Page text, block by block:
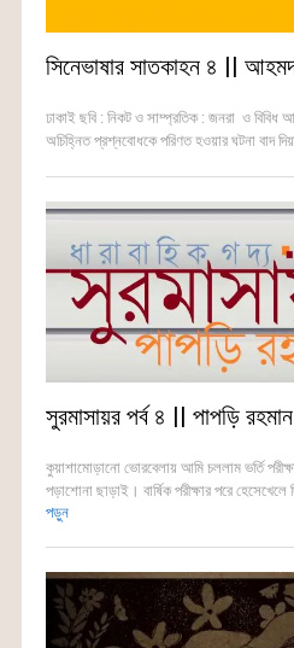
সিনেভাষার সাতকাহন ৪ ||
ঢাকাই ছবি : নিকট ও সাম্প্রতিক : জনরা ও বিবিধ
অচিহ্নিত প্রশ্নবোধকে পরিণত হওয়ার ঘটনা বাদ
সুরমাসায়র পর্ব ৪ || পাপড়ি রহমান
কুয়াশামোড়ানো ভোরবেলায় আমি চললাম ভর্তি
পড়াশোনা ছাড়াই। বার্ষিক পরীক্ষার পরে
পড়ুন